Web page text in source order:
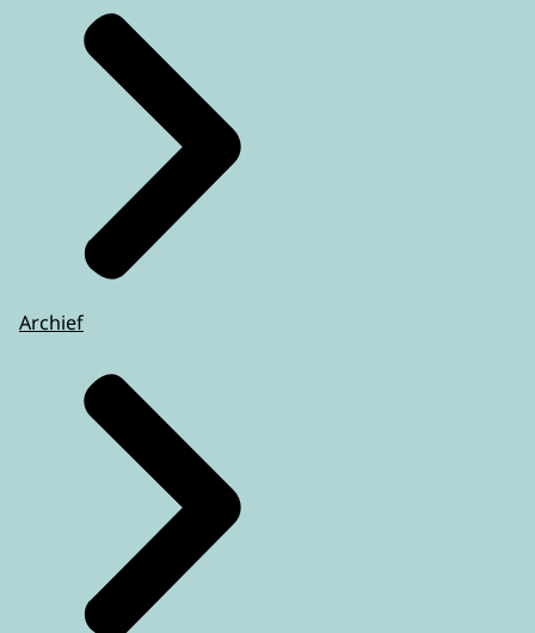
Archief